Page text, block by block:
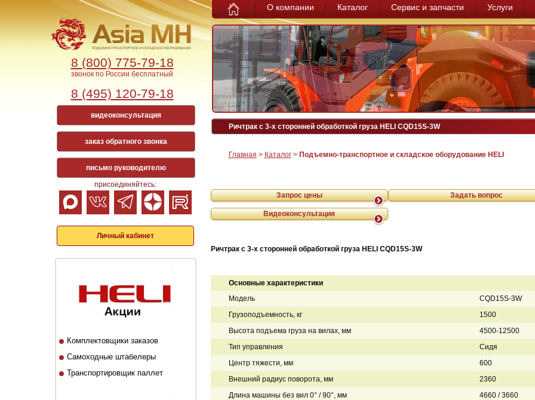
8 (800) 775-79-18
звонок по России бесплатный
8 (495) 120-79-18
видеоконсультация
заказ обратного звонка
письмо руководителю
присоединяйтесь:
Личный кабинет
Комплектовщики заказов
Самоходные штабелеры
Транспортировщик паллет
О компании Каталог Сервис и запчасти Услуги
Главная > Каталог> Подъемно-транспортное и складское оборудование HELI
Ричтрак с 3-х сторонней обработкой груза HELI CQD15S-3W
Запрос цены Задать вопрос
Видеоконсультация
Ричтрак с 3-х сторонней обработкой груза HELI CQD15S-3W
Основные характеристики
Модель
CQD15S-3W
Грузоподъемность, кг
1500
Высота подъема груза на вилах, мм
4500-12500
Тип управления
Сидя
Центр тяжести, мм
600
Внешний радиус поворота, мм
2360
Длина машины без вил 0° / 90°, мм
4660 / 3660